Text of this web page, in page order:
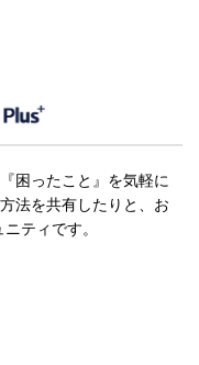
困ったこと』を気軽に
法を共有したりと、お
ティです。